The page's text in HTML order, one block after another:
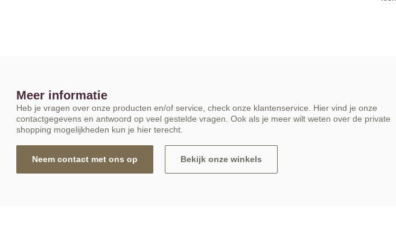
Meer informatie
Heb je vragen over onze producten en/of service, check onze klantenservice. Hier vind je onze
contactgegevens en antwoord op veel gestelde vragen. Ook als je meer wilt weten over de private
shopping mogelijkheden kun je hier terecht.
Neem contact met ons op Bekijk onze winkels